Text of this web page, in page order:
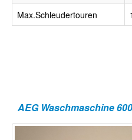
Max.Schleudertouren
AEG Waschmaschine